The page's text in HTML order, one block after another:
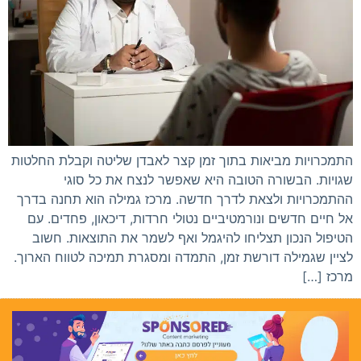
התמכרויות מביאות בתוך זמן קצר לאבדן שליטה וקבלת החלטות
שגויות. הבשורה הטובה היא שאפשר לנצח את כל סוגי
ההתמכרויות ולצאת לדרך חדשה. מרכז גמילה הוא תחנה בדרך
אל חיים חדשים ונורמטיביים נטולי חרדות, דיכאון, פחדים. עם
הטיפול הנכון תצליחו להיגמל ואף לשמר את התוצאות. חשוב
לציין שגמילה דורשת זמן, התמדה ומסגרת תמיכה לטווח הארוך.
מרכז […]